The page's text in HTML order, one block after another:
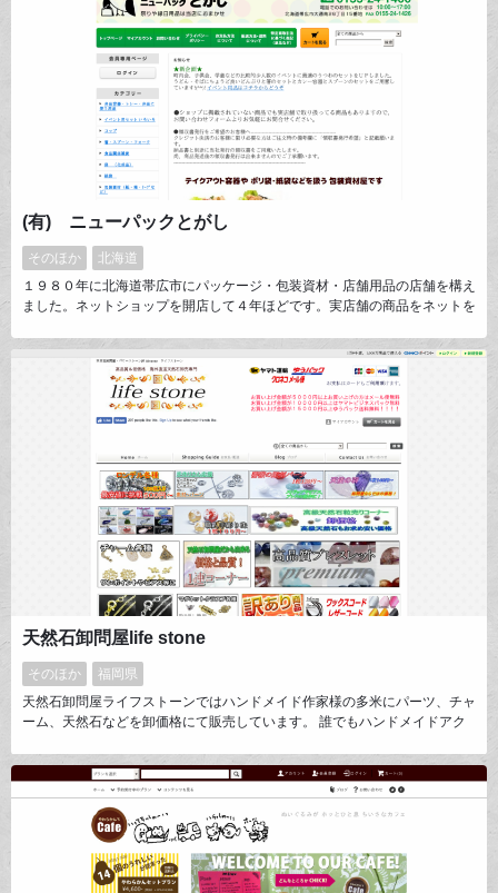
(有) ニューパックとがし
そのほか
北海道
１９８０年に北海道帯広市にパッケージ・包装資材・店舗用品の店舗を構え
ました。ネットショップを開店して４年ほどです。実店舗の商品をネットを
業務用の資材が多く、ネットでも唯一の店舗を目指し日々試行錯誤中 実店
舗並みの売り上げを目指し、確実に商品をお客様にお届けできるように楽し
くショップを運営しています。
天然石卸問屋life stone
そのほか
福岡県
天然石卸問屋ライフストーンではハンドメイド作家様の多米にパーツ、チャ
ーム、天然石などを卸価格にて販売しています。 誰でもハンドメイドアク
ています。